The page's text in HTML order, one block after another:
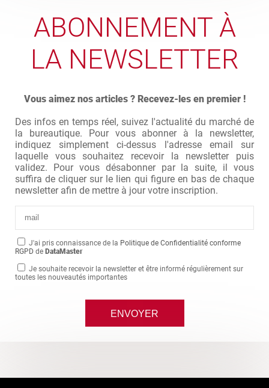
ABONNEMENT À
LA NEWSLETTER
Vous aimez nos articles ? Recevez-les en premier !
Des infos en temps réel, suivez l'actualité du marché de
la bureautique. Pour vous abonner à la newsletter,
indiquez simplement ci-dessus l'adresse email sur
laquelle vous souhaitez recevoir la newsletter puis
validez. Pour vous désabonner par la suite, il vous
suffira de cliquer sur le lien qui figure en bas de chaque
newsletter afin de mettre à jour votre inscription.
J'ai pris connaissance de la Politique de Confidentialité conforme
RGPD de DataMaster
Je souhaite recevoir la newsletter et être informé régulièrement sur
toutes les nouveautés importantes